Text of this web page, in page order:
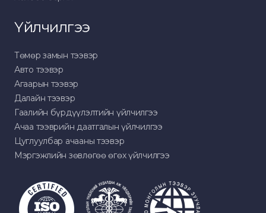
Үйлчилгээ
Төмөр замын тээвэр
Авто тээвэр
Агаарын тээвэр
Далайн тээвэр
Гаалийн бүрдүүлэлтийн үйлчилгээ
Ачаа тээврийн даатгалын үйлчилгээ
Цуглуулбар ачааны тээвэр
Мэргэжлийн зөвлөгөө өгөх үйлчилгээ